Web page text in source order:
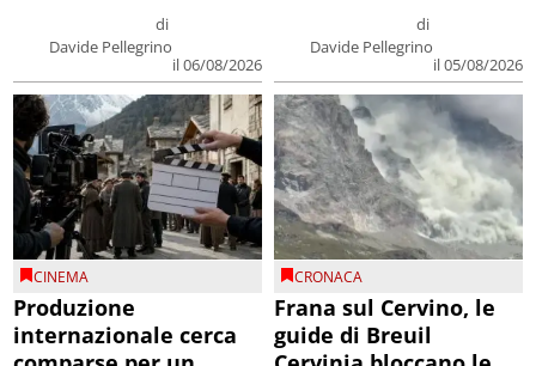
di
Davide Pellegrino
il 06/08/2026
di
Davide Pellegrino
il 05/08/2026
CINEMA
Produzione
internazionale cerca
CRONACA
Frana sul Cervino, le
guide di Breuil